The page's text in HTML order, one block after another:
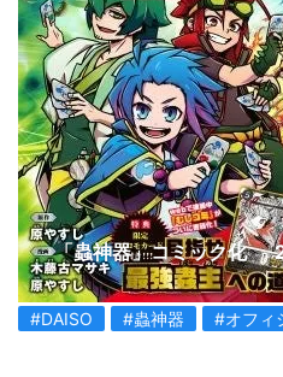
「蟲神器」コミック化
#DAISO #蟲神器 #オフィ